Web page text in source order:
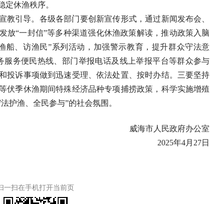
休渔秩序。
教引导。各级各部门要创新宣传形式，通过新闻发布会、
放“一封信”等多种渠道强化休渔政策解读，推动政策入脑
船、访渔民”系列活动，加强警示教育，提升群众守法意
服务便民热线、部门举报电话及线上举报平台等群众参与
投诉事项做到迅速受理、依法处置、按时办结。三要坚持
伏季休渔期间特殊经济品种专项捕捞政策，科学实施增殖
护渔、全民参与”的社会氛围。
威海市人民政府办公室
2025年4月 27日
一扫在手机打开当前页